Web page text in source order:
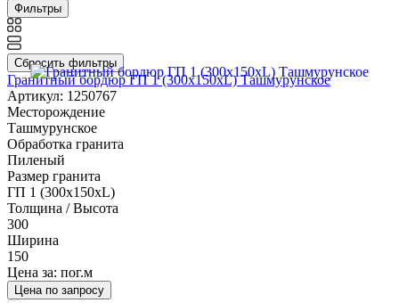
Фильтры
Сбросить фильтры
Гранитный бордюр ГП 1 (300x150xL) Ташмурунское
Артикул: 1250767
Месторождение
Ташмурунское
Обработка гранита
Пиленый
Размер гранита
ГП 1 (300x150xL)
Толщина / Высота
300
Ширина
150
Цена за: пог.м
Цена по запросу